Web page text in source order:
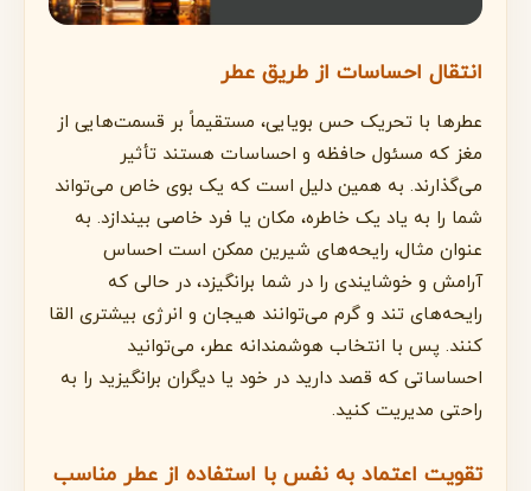
انتقال احساسات از طریق عطر
عطرها با تحریک حس بویایی، مستقیماً بر قسمت‌هایی از
مغز که مسئول حافظه و احساسات هستند تأثیر
می‌گذارند. به همین دلیل است که یک بوی خاص می‌تواند
شما را به یاد یک خاطره، مکان یا فرد خاصی بیندازد. به
عنوان مثال، رایحه‌های شیرین ممکن است احساس
آرامش و خوشایندی را در شما برانگیزد، در حالی که
رایحه‌های تند و گرم می‌توانند هیجان و انرژی بیشتری القا
کنند. پس با انتخاب هوشمندانه عطر، می‌توانید
احساساتی که قصد دارید در خود یا دیگران برانگیزید را به
راحتی مدیریت کنید.
تقویت اعتماد به نفس با استفاده از عطر مناسب